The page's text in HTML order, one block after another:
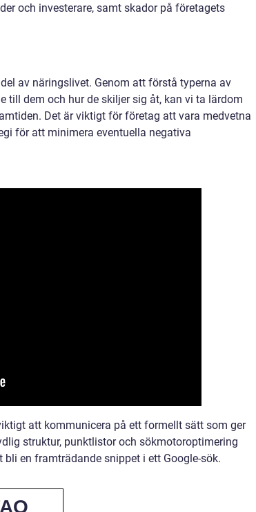
och investerare, samt skador på företagets
av näringslivet. Genom att förstå typerna av
till dem och hur de skiljer sig åt, kan vi ta lärdom
Det är viktigt för företag att vara medvetna
för att minimera eventuella negativa
att kommunicera på ett formellt sätt som ger
struktur, punktlistor och sökmotoroptimering
en framträdande snippet i ett Google-sök.